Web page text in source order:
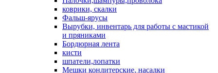
коврики, скалки
Фальш-ярусы
Вырубки, инвентарь для работы с мастикой
и пряниками
Бордюрная лента
кисти
шпатели,лопатки
Мешки кондитерские, насадки